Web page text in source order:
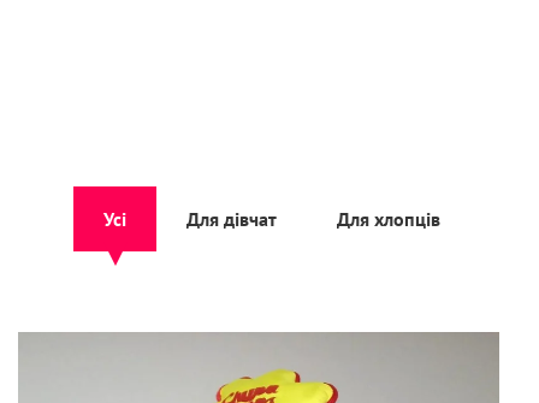
Усі Для дівчат Для хлопців